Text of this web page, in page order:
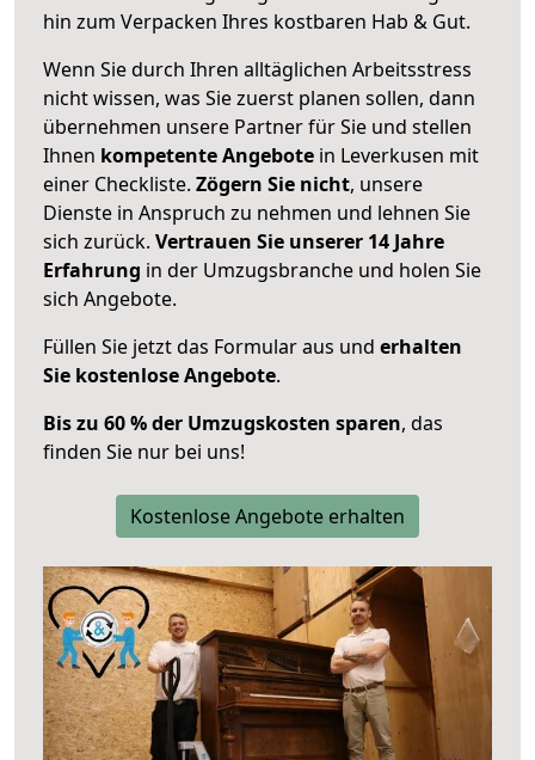
hin zum Verpacken Ihres kostbaren Hab & Gut.
Wenn Sie durch Ihren alltäglichen Arbeitsstress
nicht wissen, was Sie zuerst planen sollen, dann
übernehmen unsere Partner für Sie und stellen
Ihnen kompetente Angebote in Leverkusen mit
einer Checkliste. Zögern Sie nicht, unsere
Dienste in Anspruch zu nehmen und lehnen Sie
sich zurück. Vertrauen Sie unserer 14 Jahre
Erfahrung in der Umzugsbranche und holen Sie
sich Angebote.
Füllen Sie jetzt das Formular aus und erhalten
Sie kostenlose Angebote.
Bis zu 60 % der Umzugskosten sparen, das
finden Sie nur bei uns!
Kostenlose Angebote erhalten